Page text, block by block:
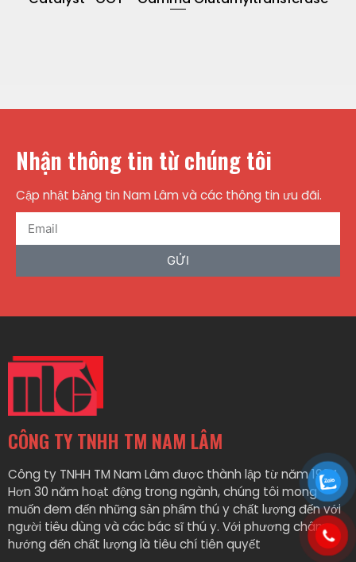
Nhận thông tin từ chúng tôi
Cập nhật bảng tin Nam Lâm và các thông tin ưu đãi.
GỬI
CÔNG TY TNHH TM NAM LÂM
Công ty TNHH TM Nam Lâm được thành lập từ năm 1994.
Hơn 30 năm hoạt động trong ngành, chúng tôi mong
muốn đem đến những sản phẩm thú y chất lượng đến với
người tiêu dùng và các bác sĩ thú y. Với phương châm
hướng đến chất lượng là tiêu chí tiên quyết